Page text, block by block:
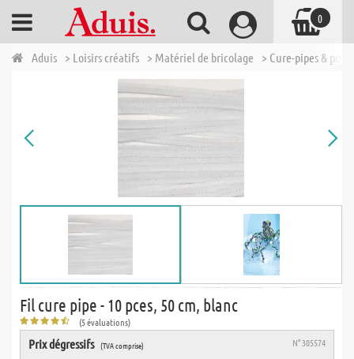
Aduis > Loisirs créatifs > Matériel de bricolage > Cure-pipes &
Fil cure pipe - 10 pces, 50 cm, blanc
(5 évaluations)
Prix dégressifs (TVA comprise) N° 305574
0